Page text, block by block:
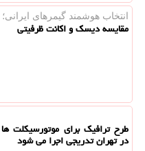
انتخاب هوشمند گیمرهای ایرانی؛
مقایسه دیسک و اکانت ظرفیتی
طرح ترافیک برای موتورسیکلت ها
در تهران تدریجی اجرا می شود